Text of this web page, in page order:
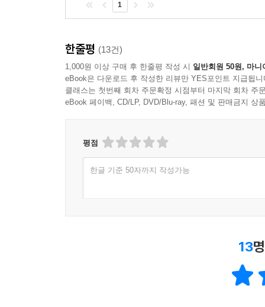
1
한줄평 (13건)
1,000원 이상 구매 후 한줄평 작성 시 일반회원 50원, 마니
eBook은 다운로드 후 작성한 리뷰만 YES포인트 지급됩니
클래스는 첫번째 회차 주문확정 시점부터 마지막 회차 주
eBook 페이백, CD/LP, DVD/Blu-ray, 패션 및 판매금지 상
평점
한글 기준 50자까지 작성가능
13